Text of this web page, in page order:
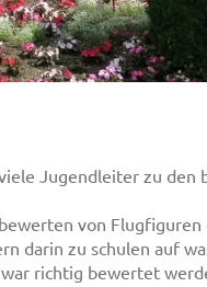
Jugendleiter zu den
von
darin zu schulen auf
richtig bewertet